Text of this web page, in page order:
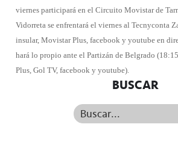
viernes participará en el Circuito Movistar de
Vidorreta se enfrentará el viernes al Tecnyconta
insular, Movistar Plus, facebook y youtube en
hará lo propio ante el Partizán de Belgrado
Plus, Gol TV, facebook y youtube).
BUSCAR
Buscar...